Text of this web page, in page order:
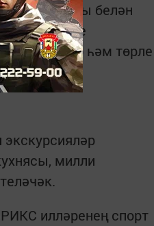
белән
күбесе
һәм төрле
милли
илләренең спорт